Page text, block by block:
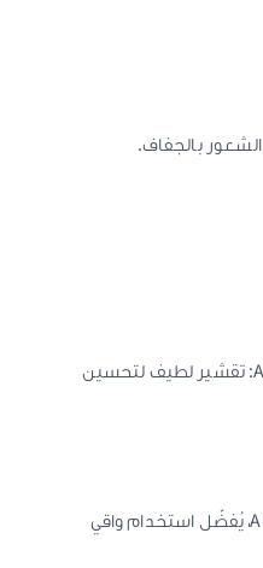
بالجفاف.
الغليسرين: ترطيب، اليوريا: ترطيب وتنعيم الجلد الجاف، Ceramide-3: دعم حاجز البشرة، عوامل الترطيب الطبيعية: تعويض الرطوبة، AHA: تقشير لطيف لتحسين
للاستخدام الخارجي فقط. يُتجنب ملامسة العينين. في حال حدوث تهيج أو حساسية، يُنصح بالتوقف عن الاستخدام. بسبب احتوائه على AHA، يُفضّل استخدام واقي